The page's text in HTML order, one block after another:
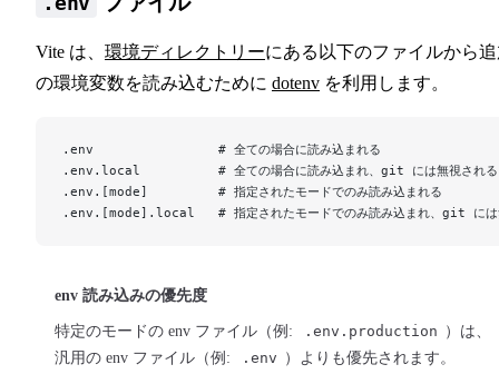
Vite は、 環境ディレクトリーにある以下のファイルから
の環境変数を読み込むために dotenv を利用します。
.env                # 全ての場合に読み込まれる
.env.local          # 全ての場合に読み込まれ、git には無視される
.env.[mode]         # 指定されたモードでのみ読み込まれる
.env.[mode].local   # 指定されたモードでのみ読み込まれ、git には
env 読み込みの優先度
特定のモードの env ファイル（例: .env.production ）は、
汎用の env ファイル（例:
.env ）よりも優先されます。